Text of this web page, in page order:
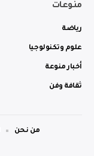
منوعات
رياضة
علوم وتكنولوجيا
أخبار منوعة
ثقافة وفن
من نحن